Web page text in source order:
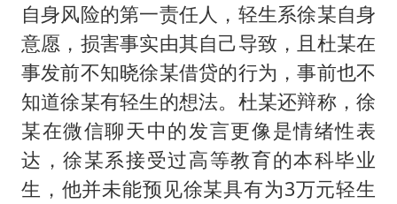
自身风险的第一责任人，轻生系徐某自身
意愿，损害事实由其自己导致，且杜某在
事发前不知晓徐某借贷的行为，事前也不
知道徐某有轻生的想法。杜某还辩称，徐
某在微信聊天中的发言更像是情绪性表
达，徐某系接受过高等教育的本科毕业
生，他并未能预见徐某具有为3万元轻生